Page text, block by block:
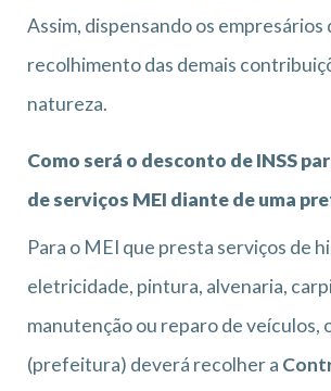
Assim, dispensando os empresários
recolhimento das demais
natureza.
Como será o desconto de INSS
de serviços MEI diante de uma
Para o MEI que presta serviços de
eletricidade, pintura, alvenaria,
manutenção ou reparo de veículos,
(prefeitura) deverá recolher a